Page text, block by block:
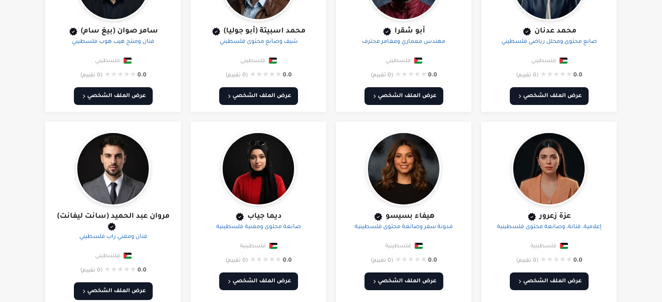
محمد عدنان
صانع محتوى ومحلل رياضي فلسطيني
فلسطيني
0.0
★
★
★
★
★ (0 تقييم)
عرض الملف الشخصي
أبو شقرا
مهندس معماري ومغامر محترف
فلسطيني
0.0
★
★
★
★
★ (0 تقييم)
عرض الملف الشخصي
محمد اسبيتة (أبو جوليا)
شيف وصانع محتوى فلسطيني
فلسطيني
0.0
★
★
★
★
★ (0 تقييم)
عرض الملف الشخصي
سامر صوان (بيغ سام)
فنان ومنتج هيب هوب فلسطيني
فلسطيني
0.0
★
★
★
★
★ (0 تقييم)
عرض الملف الشخصي
عزة زعرور
إعلامية، فنانة، وصانعة محتوى فلسطينية
فلسطينية
0.0
★
★
★
★
★ (0 تقييم)
عرض الملف الشخصي
هيفاء بسيسو
مدونة سفر وصانعة محتوى فلسطينية
فلسطينية
0.0
★
★
★
★
★ (0 تقييم)
عرض الملف الشخصي
ديما جياب
صانعة محتوى ومغنية فلسطينية
فلسطينية
0.0
★
★
★
★
★ (0 تقييم)
عرض الملف الشخصي
مروان عبد الحميد (سانت ليفانت)
فنان ومغني راب فلسطيني
فلسطيني
0.0
★
★
★
★
★ (0 تقييم)
عرض الملف الشخصي